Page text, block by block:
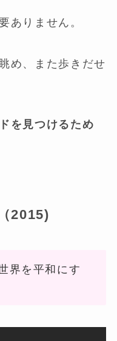
ありません。
め、また歩きだせ
を見つけるため
2015)
界を平和にす